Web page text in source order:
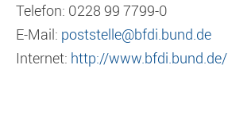
Telefon: 0228 99 7799-0
E-Mail: poststelle@bfdi.bund.de
Internet: http://www.bfdi.bund.de/